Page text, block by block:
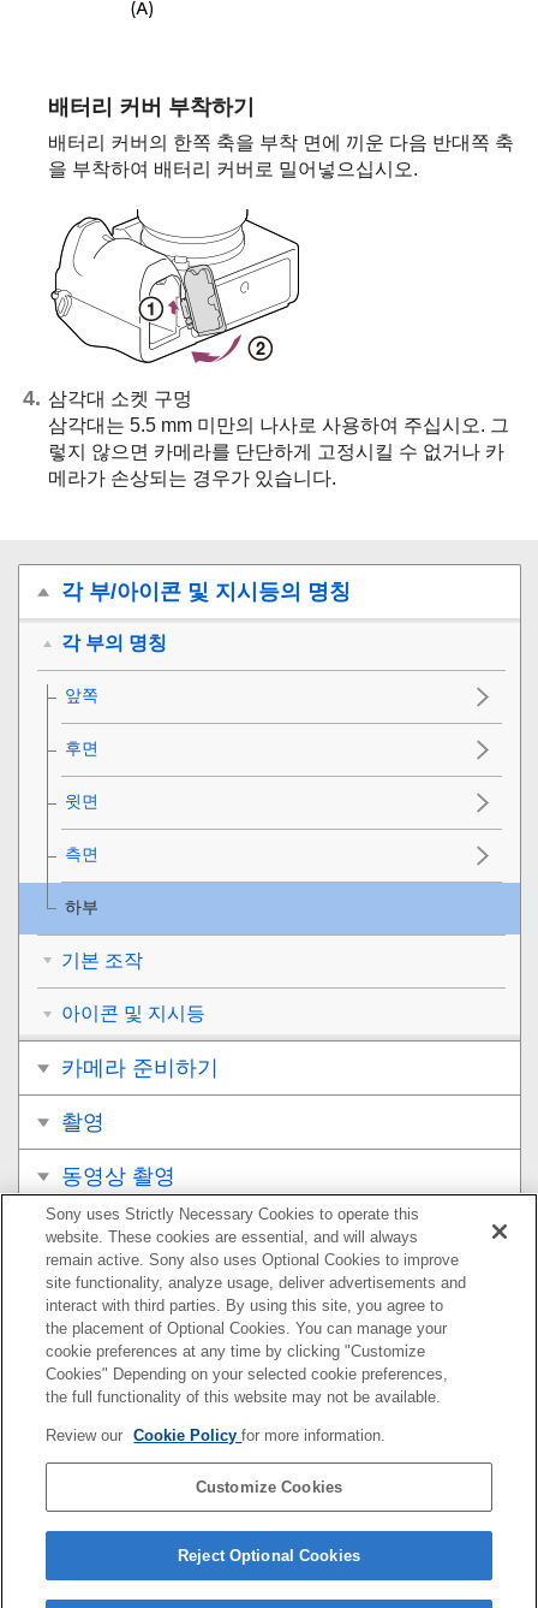
배터리 커버 부착하기
배터리 커버의 한쪽 축을 부착 면에 끼운 다음 반대쪽 축
을 부착하여 배터리 커버로 밀어넣으십시오.
삼각대 소켓 구멍
삼각대는 5.5 mm 미만의 나사로 사용하여 주십시오. 그
렇지 않으면 카메라를 단단하게 고정시킬 수 없거나 카
메라가 손상되는 경우가 있습니다.
각 부/아이콘 및 지시등의 명칭
각 부의 명칭
앞쪽
후면
윗면
측면
하부
기본 조작
아이콘 및 지시등
카메라 준비하기
촬영
동영상 촬영
보기
카메라의 사용자 설정
네트워크 기능 사용하기
컴퓨터 사용하기
MENU 항목 목록
문제가 발생했을 때는
Sony uses Strictly Necessary Cookies to operate this
website. These cookies are essential, and will always
remain active. Sony also uses Optional Cookies to improve
site functionality, analyze usage, deliver advertisements and
interact with third parties. By using this site, you agree to
the placement of Optional Cookies. You can manage your
cookie preferences at any time by clicking "Customize
Cookies" Depending on your selected cookie preferences,
the full functionality of this website may not be available.
Review our Cookie Policyfor more information.
Customize Cookies
Reject Optional Cookies